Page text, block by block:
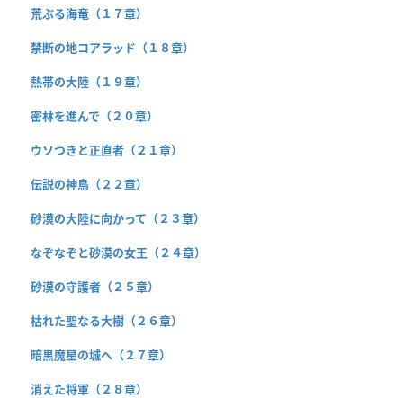
荒ぶる海竜（１７章）
禁断の地コアラッド（１８章）
熱帯の大陸（１９章）
密林を進んで（２０章）
ウソつきと正直者（２１章）
伝説の神鳥（２２章）
砂漠の大陸に向かって（２３章）
なぞなぞと砂漠の女王（２４章）
砂漠の守護者（２５章）
枯れた聖なる大樹（２６章）
暗黒魔星の城へ（２７章）
消えた将軍（２８章）